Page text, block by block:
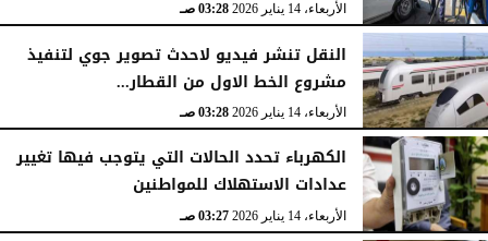
الأربعاء، 14 يناير 2026 03:28 صـ
النقل تنشر فيديو لاحدث تصوير جوي لتنفيذ
مشروع الخط الاول من القطار...
الأربعاء، 14 يناير 2026 03:28 صـ
الكهرباء تحدد الحالات التي يتوجب فيها تغيير
عدادات الاستهلاك للمواطنين
الأربعاء، 14 يناير 2026 03:27 صـ